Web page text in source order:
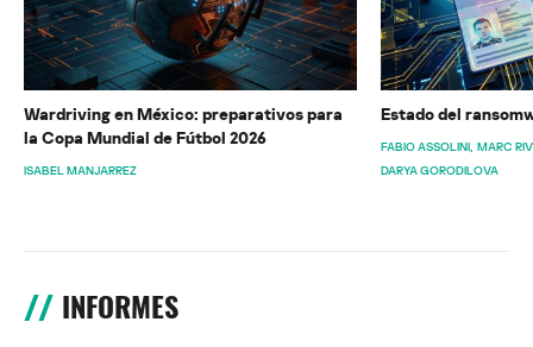
Wardriving en México: preparativos para
la Copa Mundial de Fútbol 2026
ISABEL MANJARREZ
Estado del
FABIO ASSOLINI MARC
DARYA GORODILOVA
INFORMES